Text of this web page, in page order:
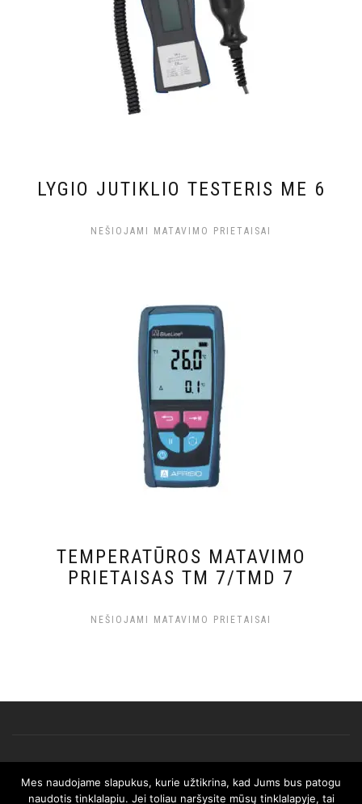
LYGIO JUTIKLIO TESTERIS ME 6
NEŠIOJAMI MATAVIMO PRIETAISAI
TEMPERATŪROS MATAVIMO
PRIETAISAS TM 7/TMD 7
NEŠIOJAMI MATAVIMO PRIETAISAI
© 2025 AFRISO. Visos teisės saugomos.
Mes naudojame slapukus, kurie užtikrina, kad Jums bus patogu
naudotis tinklalapiu. Jei toliau naršysite mūsų tinklalapyje, tai